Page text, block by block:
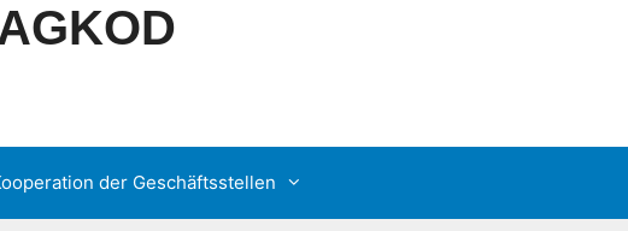
der Geschäftsstellen